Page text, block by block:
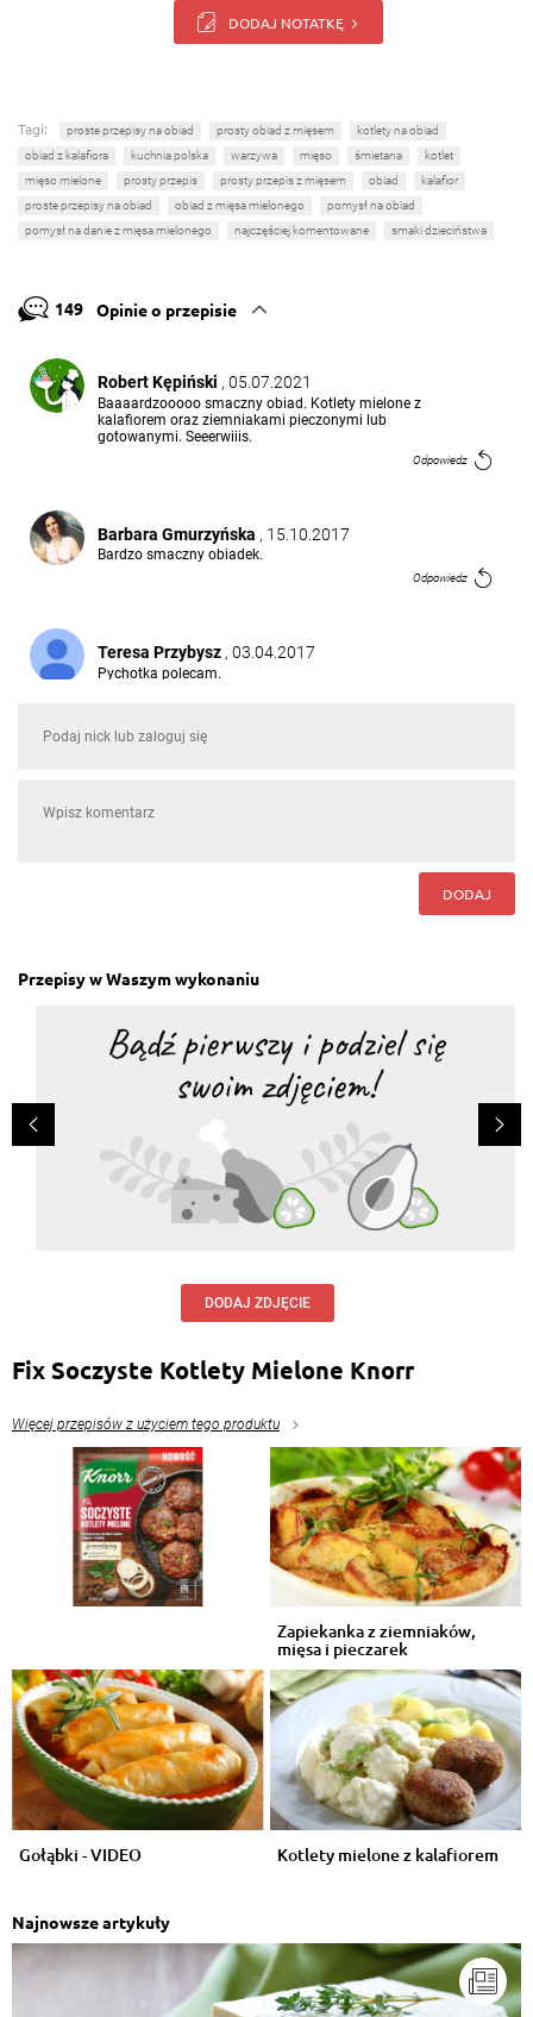
DODAJ NOTATKĘ
Tagi: proste przepisy na obiad prosty obiad z mięsem
kotlety na obiad
obiad z kalafiora
kuchnia polska warzywa mięso śmietana
kotlet
mięso mielone
prosty przepis prosty przepis z mięsem obiad
kalafior
proste przepisy na obiad
obiad z mięsa mielonego
pomysł na obiad
pomysł na danie z mięsa mielonego
najczęściej komentowane smaki dzieciństwa
149 Opinie o przepisie
Robert Kępiński , 05.07.2021
Baaaardzooooo smaczny obiad. Kotlety mielone z
kalafiorem oraz ziemniakami pieczonymi lub
gotowanymi. Seeerwiiis.
Odpowiedz
Barbara Gmurzyńska , 15.10.2017
Bardzo smaczny obiadek.
Odpowiedz
Teresa Przybysz , 03.04.2017
Pychotka polecam.
mdly
Marzena Kasprzak
pyszne
No właśnie popierał.
Odpowiedz
zdecydowanie buraczki, mizeria i eventualnie
surowka z kiszonej kapusty!!!!!!!!!
z kalafiorem??????????????????? buraczki lub
ogórek kiszony:)))
Odpowiedz
Beata Puchalska , 22.11.2015
Właśnie!!! Z buraczkami
Odpowiedz
, 21.11.2015
Buraczkami
Odpowiedz
Agnieszka Dybikowska , 20.11.2015
Ale mam ochote:)))
Odpowiedz
My space, my world. Ana Mari's world., 19.11.2015
DODAJ
Przepisy w Waszym wykonaniu
DODAJ ZDJĘCIE
Fix Soczyste Kotlety Mielone Knorr
Więcej przepisów z użyciem tego produktu
Zapiekanka z ziemniaków,
mięsa i pieczarek
Gołąbki - VIDEO Kotlety mielone z kalafiorem
Najnowsze artykuły